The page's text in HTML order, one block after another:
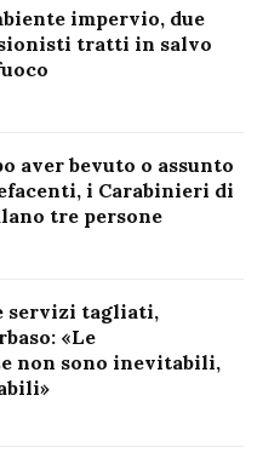
impervio, due
tratti in salvo
aver bevuto o assunto
i Carabinieri di
tre persone
servizi tagliati,
«Le
non sono inevitabili,